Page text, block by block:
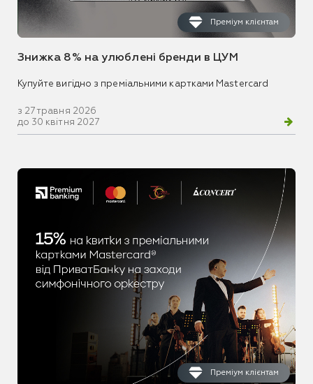
Преміум клієнтам
Знижка 8% на улюблені бренди в ЦУМ
Купуйте вигідно з преміальними картками Mastercard
з 27 травня 2026
до 30 квітня 2027
Преміум клієнтам